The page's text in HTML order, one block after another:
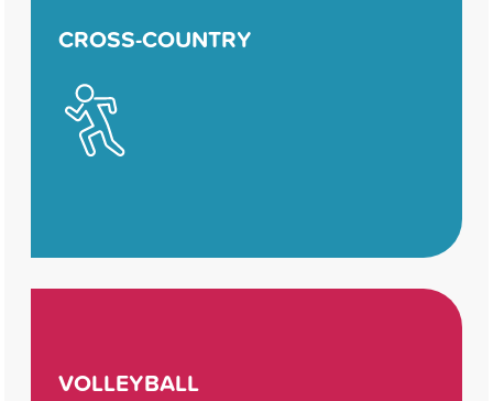
CROSS-COUNTRY
VOLLEYBALL